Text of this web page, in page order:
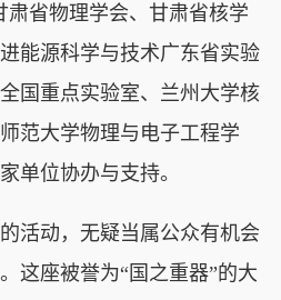
肃省物理学会、甘肃省核学
能源科学与技术广东省实验
国重点实验室、兰州大学核
范大学物理与电子工程学
单位协办与支持。
动，无疑当属公众有机会
这座被誉为“国之重器”的大